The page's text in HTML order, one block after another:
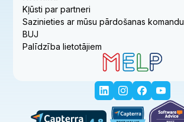
Kļūsti par partneri
Sazinieties ar mūsu pārdošanas komandu
BUJ
Palīdzība lietotājiem